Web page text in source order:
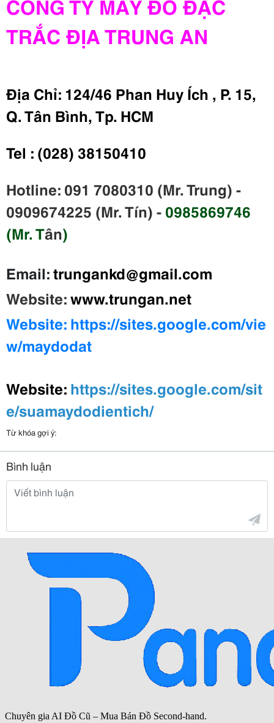
CÔNG TY MÁY ĐO ĐẠC
TRẮC ĐỊA TRUNG AN
Địa Chỉ: 124/46 Phan Huy Ích , P. 15,
Q. Tân Bình, Tp. HCM
Tel : (028) 38150410
Hotline: 091 7080310 (Mr. Trung) -
0909674225 (Mr. Tín) - 0985869746
(Mr. Tân)
Email:trungankd@gmail.com
Website:www.trungan.net
Website: https://sites.google.com/vie
w/maydodat
Website: https://sites.google.com/sit
e/suamaydodientich/
Từ khóa gợi ý:
Bình luận